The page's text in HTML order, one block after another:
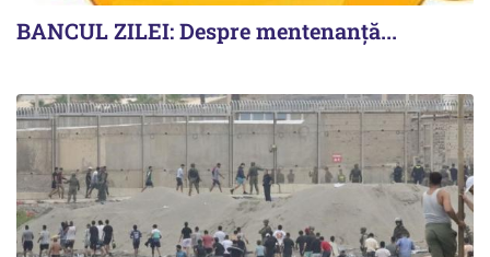
BANCUL ZILEI: Despre mentenanță...